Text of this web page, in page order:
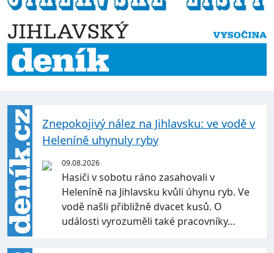
Znepokojivý nález na Jihlavsku: ve vodě v
Heleníně uhynuly ryby
09.08.2026
Hasiči v sobotu ráno zasahovali v
Heleníně na Jihlavsku kvůli úhynu ryb. Ve
vodě našli přibližně dvacet kusů. O
události vyrozuměli také pracovníky…